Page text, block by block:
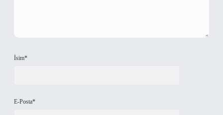
İsim*
E-Posta*